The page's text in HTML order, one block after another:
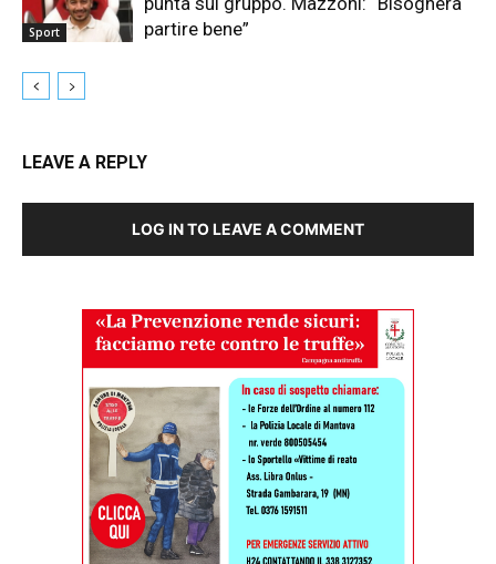
Sport
partire bene”
LEAVE A REPLY
LOG IN TO LEAVE A COMMENT